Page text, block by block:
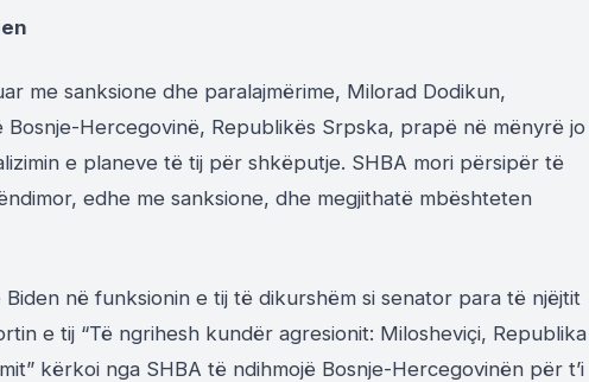
me sanksione dhe paralajmërime, Milorad Dodikun,
Hercegovinë, Republikës Srpska, prapë në mënyrë jo
e planeve të tij për shkëputje. SHBA mori përsipër të
edhe me sanksione, dhe megjithatë mbështeten
në funksionin e tij të dikurshëm si senator para të njëjtit
e tij “Të ngrihesh kundër agresionit: Milosheviçi, Republika
kërkoi nga SHBA të ndihmojë Bosnje-Hercegovinën për t’i